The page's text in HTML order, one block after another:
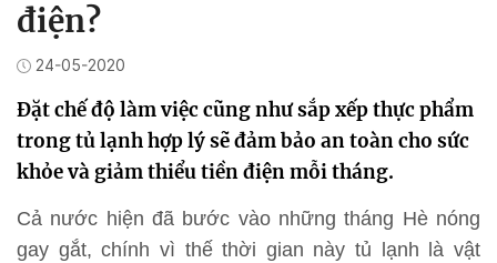
điện?
24-05-2020
Đặt chế độ làm việc cũng như sắp xếp thực phẩm
trong tủ lạnh hợp lý sẽ đảm bảo an toàn cho sức
khỏe và giảm thiểu tiền điện mỗi tháng.
Cả nước hiện đã bước vào những tháng Hè nóng
gay gắt, chính vì thế thời gian này tủ lạnh là vật